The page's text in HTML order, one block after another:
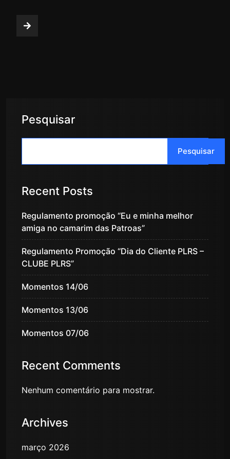
Pesquisar
Pesquisar
Recent Posts
Regulamento promoção “Eu e minha melhor
amiga no camarim das Patroas”
Regulamento Promoção “Dia do Cliente PLRS –
CLUBE PLRS”
Momentos 14/06
Momentos 13/06
Momentos 07/06
Recent Comments
Nenhum comentário para mostrar.
Archives
março 2026